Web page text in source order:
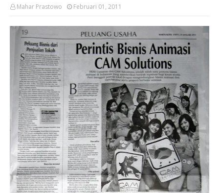
Mahar Prastowo Februari 01, 2011